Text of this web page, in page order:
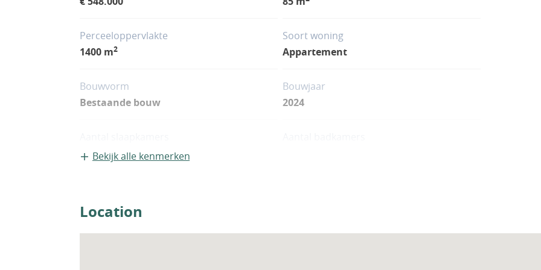
Perceeloppervlakte
1400 m2
Soort woning
Appartement
Bouwvorm
Bestaande bouw
Bouwjaar
2024
2
Airco
Zwembad
Bekijk alle kenmerken
Location